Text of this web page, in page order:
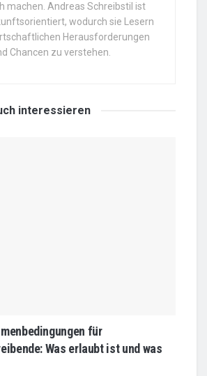
machen. Andreas Schreibstil ist
wodurch sie Lesern
Herausforderungen
Chancen zu verstehen.
interessieren
für
Was erlaubt ist und was